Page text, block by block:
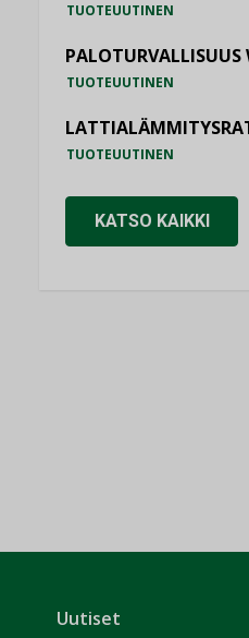
TUOTEUUTINEN
PALOTURVALLISUUS
TUOTEUUTINEN
TUOTEUUTINEN
KATSO KAIKKI
Uutiset